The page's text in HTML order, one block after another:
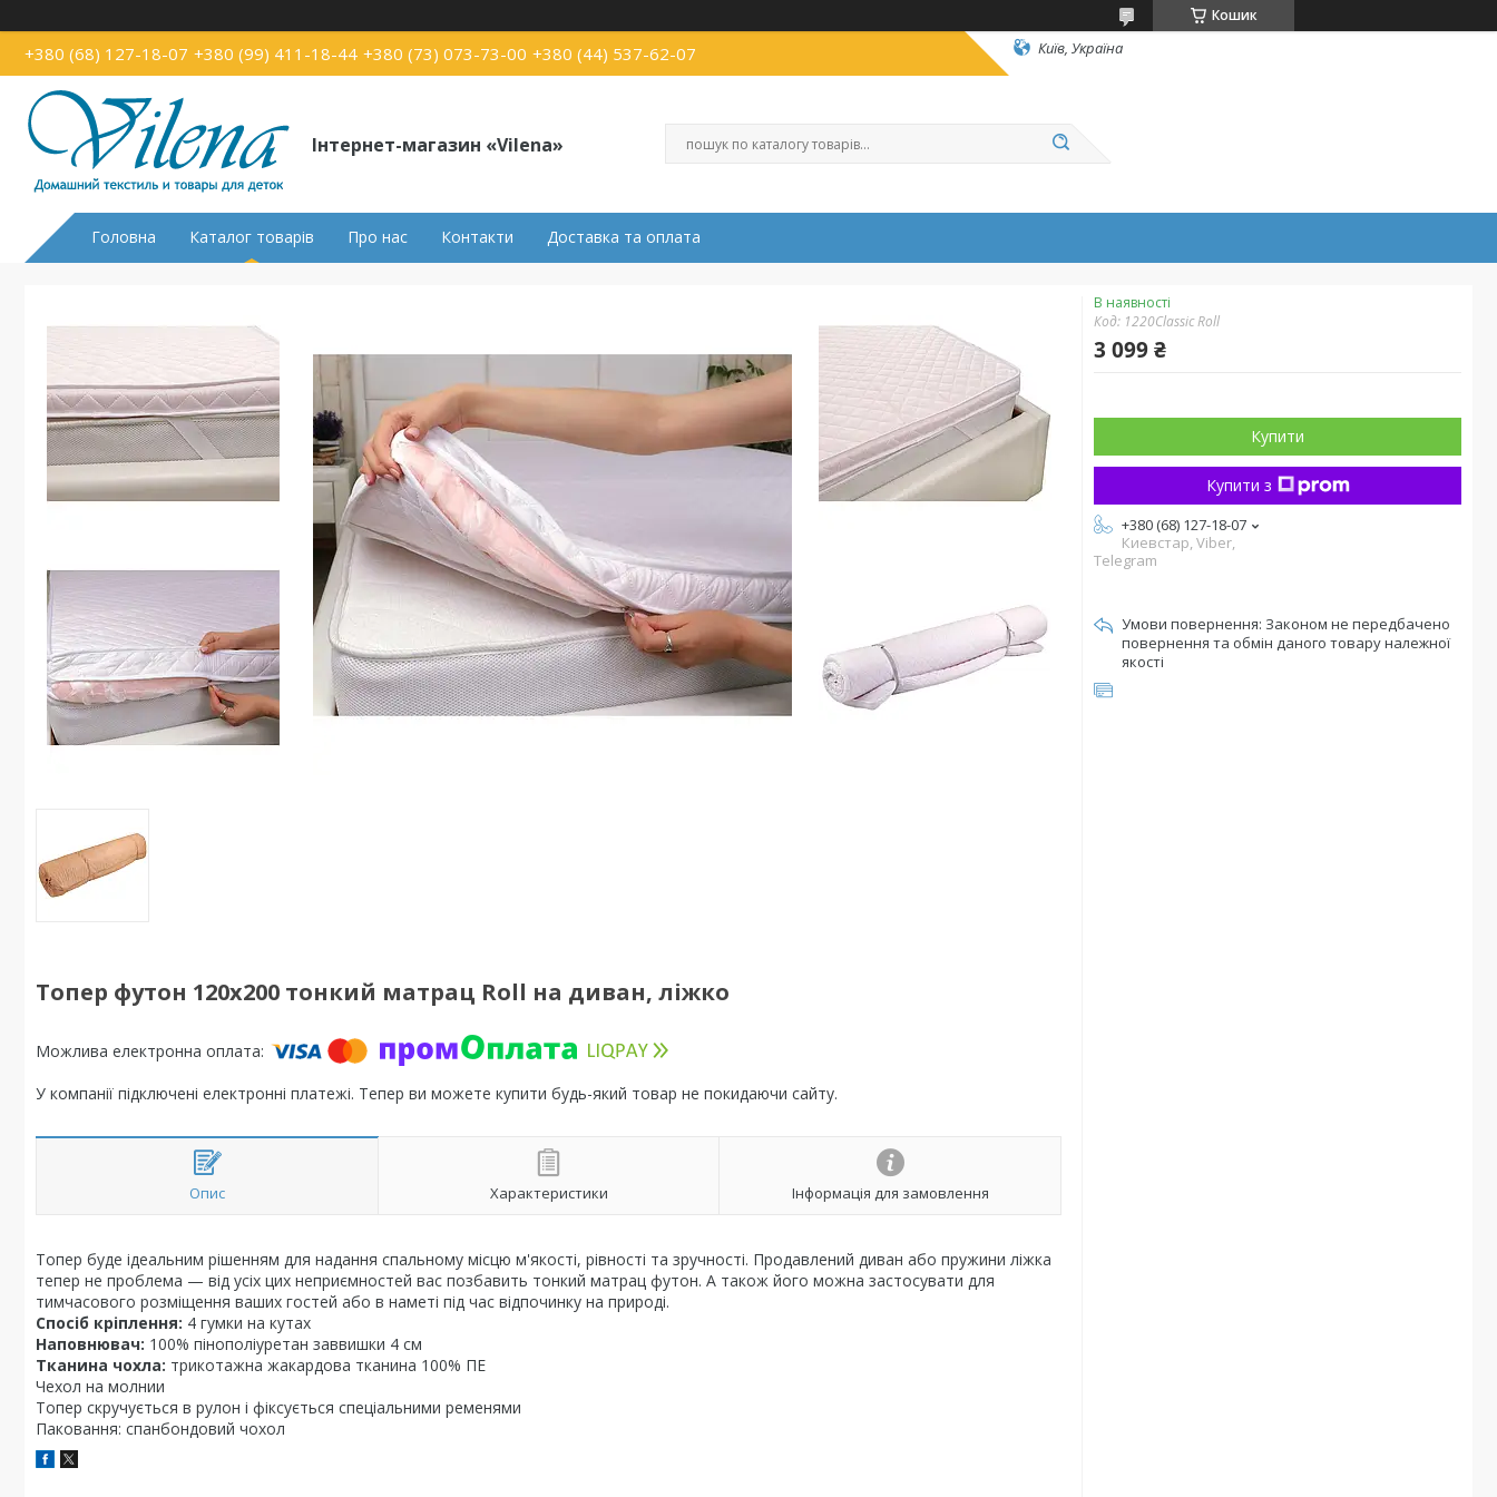
Кошик
+380 (68) 127-18-07 +380 (99) 411-18-44 +380 (73) 073-73-00 +380 (44) 537-62-07 Київ, Україна
Інтернет-магазин «Vilena»
Головна Каталог товарів Про нас Контакти Доставка та оплата
Топер футон 120х200 тонкий матрац Roll на диван, ліжко
У компанії підключені електронні платежі. Тепер ви можете купити будь-який товар не покидаючи сайту.
Опис Характеристики Інформація для замовлення
Топер буде ідеальним рішенням для надання спальному місцю м'якості, рівності та зручності. Продавлений диван або пружини ліжка
тепер не проблема — від усіх цих неприємностей вас позбавить тонкий матрац футон. А також його можна застосувати для
тимчасового розміщення ваших гостей або в наметі під час відпочинку на природі.
Спосіб кріплення: 4 гумки на кутах
Наповнювач: 100% пінополіуретан заввишки 4 см
Тканина чохла: трикотажна жакардова тканина 100% ПЕ
Чехол на молнии
Топер скручується в рулон і фіксується спеціальними ременями
Паковання: спанбондовий чохол
В наявності
Код: 1220Classic Roll
3 099 ₴
Купити
Купити з
+380 (68) 127-18-07
Киевстар, Viber,
Telegram
Законом не передбачено
повернення та обмін даного товару належної
якості